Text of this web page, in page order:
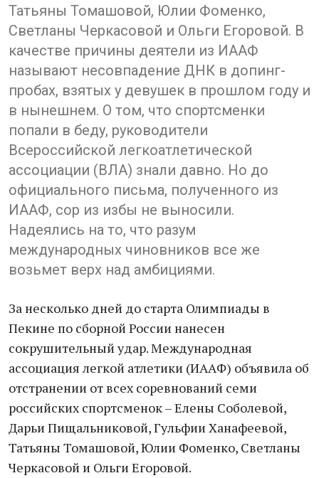
Татьяны Томашовой, Юлии Фоменко,
Светланы Черкасовой и Ольги Егоровой. В
качестве причины деятели из ИААФ
называют несовпадение ДНК в допинг-
пробах, взятых у девушек в прошлом году и
в нынешнем. О том, что спортсменки
попали в беду, руководители
Всероссийской легкоатлетической
ассоциации (ВЛА) знали давно. Но до
официального письма, полученного из
ИААФ, сор из избы не выносили.
Надеялись на то, что разум
международных чиновников все же
возьмет верх над амбициями.
За несколько дней до старта Олимпиады в
Пекине по сборной России нанесен
сокрушительный удар. Международная
ассоциация легкой атлетики (ИAAФ) объявила об
отстранении от всех соревнований семи
российских спортсменок – Елены Соболевой,
Дарьи Пищальниковой, Гульфии Ханафеевой,
Татьяны Томашовой, Юлии Фоменко, Светланы
Черкасовой и Ольги Егоровой.